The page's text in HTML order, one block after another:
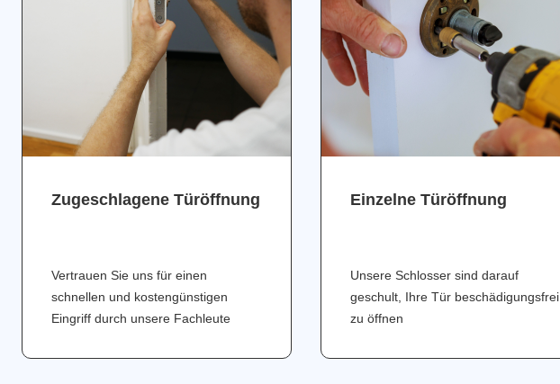
Zugeschlagene Türöffnung
Vertrauen Sie uns für einen
schnellen und kostengünstigen
Eingriff durch unsere Fachleute
Einzelne Türöffnung
Unsere Schlosser sind darauf
geschult, Ihre Tür beschädigungsfrei
zu öffnen